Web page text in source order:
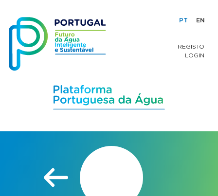
PT EN
REGISTO
LOGIN